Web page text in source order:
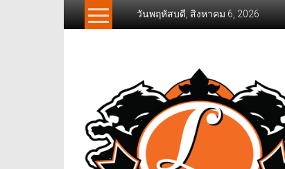
วันพฤหัสบดี, สิงหาคม 6, 2026
Freelancer
วส์
ฟรี
แลน